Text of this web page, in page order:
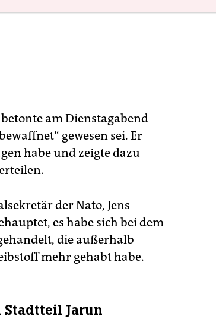
am Dienstagabend
gewesen sei. Er
habe und zeigte dazu
der Nato, Jens
es habe sich bei dem
die außerhalb
mehr gehabt habe.
Jarun